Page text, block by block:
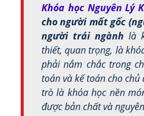
Khóa học Nguyên Lý
cho người mất gốc
người trái ngành là
thiết, quan trọng, là
phải nắm chắc trong
toán và kế toán cho
trò là khóa học nền
được bản chất và